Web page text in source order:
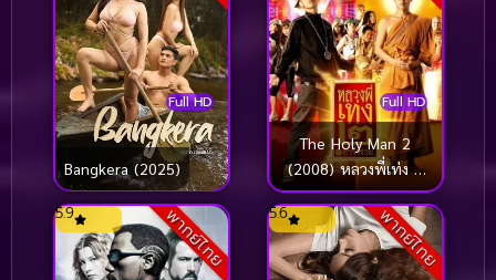
Full HD
Bangkera (2025)
Full HD
The Holy Man 2
(2008) หลวงพี่เท่ง 2
รุ่นฮาร่ำรวย
พากย์ไทย
5.9 พากย์ไทย
5.6